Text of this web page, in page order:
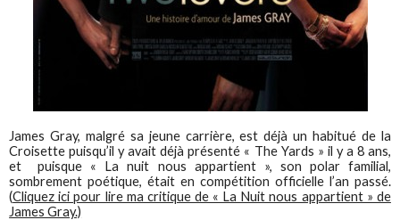
James Gray, malgré sa jeune carrière, est déjà un habitué de la
Croisette puisqu’il y avait déjà présenté « The Yards » il y a 8 ans,
et puisque « La nuit nous appartient », son polar familial,
sombrement poétique, était en compétition officielle l’an passé.
(Cliquez ici pour lire ma critique de « La Nuit nous appartient » de
James Gray.)